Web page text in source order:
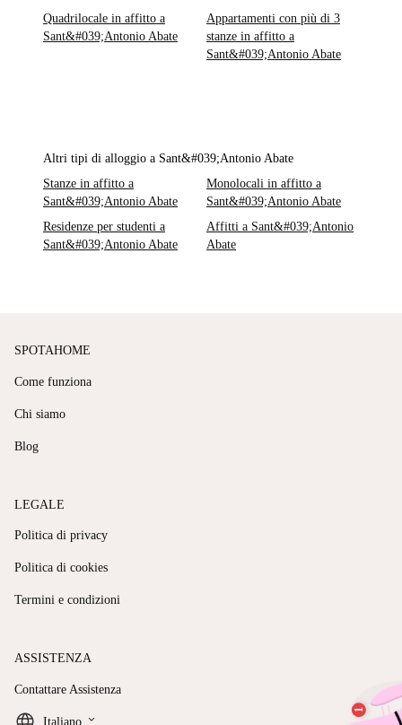
Quadrilocale in affitto a
Sant&#039;Antonio Abate
Appartamenti con più di 3
stanze in affitto a
Sant&#039;Antonio Abate
Altri tipi di alloggio a Sant&#039;Antonio Abate
Stanze in affitto a
Sant&#039;Antonio Abate
Monolocali in affitto a
Sant&#039;Antonio Abate
Residenze per studenti a
Sant&#039;Antonio Abate
Affitti a Sant&#039;Antonio
Abate
SPOTAHOME
Come funziona
Chi siamo
Blog
LEGALE
Politica di privacy
Politica di cookies
Termini e condizioni
ASSISTENZA
Contattare Assistenza
Italiano keyboard_arrow_down